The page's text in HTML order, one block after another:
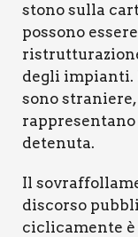
sto­no sul­la
pos­so­no
degli impian­ti.
sono stra­nie­re,
dete­nu­ta.
Il
discor­so
cicli­ca­men­te